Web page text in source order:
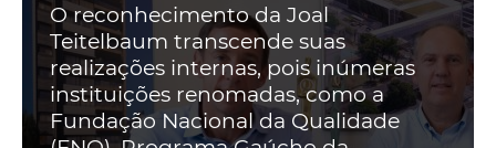
O reconhecimento da Joal
Teitelbaum transcende suas
realizações internas, pois inúmeras
instituições renomadas, como a
Fundação Nacional da Qualidade